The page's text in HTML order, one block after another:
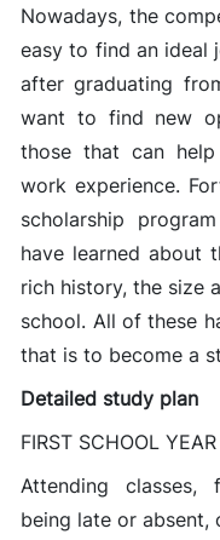
Nowadays, the
easy to find an ideal
after graduating
want to find new
those that can
work experience.
scholarship
have learned about
rich history, the size
school. All of these
that is to become a
Detailed study plan
FIRST SCHOOL YEAR
Attending classes,
being late or absent,